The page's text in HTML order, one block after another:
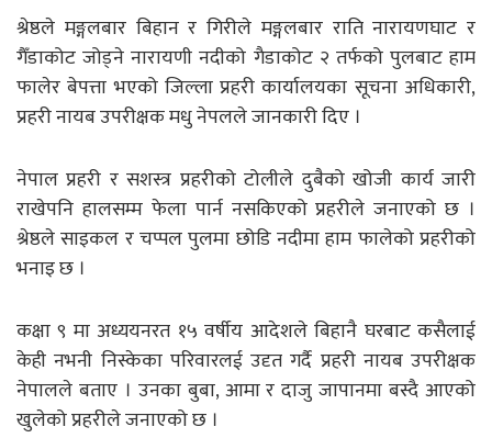
श्रेष्ठले मङ्गलबार बिहान र गिरीले मङ्गलबार राति नारायणघाट र
गैँडाकोट जोड्ने नारायणी नदीको गैडाकोट २ तर्फको पुलबाट हाम
फालेर बेपत्ता भएको जिल्ला प्रहरी कार्यालयका सूचना अधिकारी,
प्रहरी नायब उपरीक्षक मधु नेपलले जानकारी दिए ।
नेपाल प्रहरी र सशस्त्र प्रहरीको टोलीले दुबैको खोजी कार्य जारी
राखेपनि हालसम्म फेला पार्न नसकिएको प्रहरीले जनाएको छ ।
श्रेष्ठले साइकल र चप्पल पुलमा छोडि नदीमा हाम फालेको प्रहरीको
भनाइ छ ।
कक्षा ९ मा अध्ययनरत १५ वर्षीय आदेशले बिहानै घरबाट कसैलाई
केही नभनी निस्केका परिवारलई उदृत गर्दै प्रहरी नायब उपरीक्षक
नेपालले बताए । उनका बुबा, आमा र दाजु जापानमा बस्दै आएको
खुलेको प्रहरीले जनाएको छ ।